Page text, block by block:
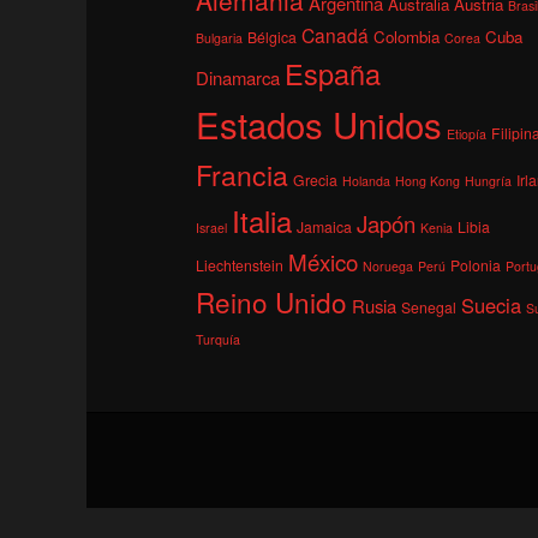
Brasil
Bulgaria Bélgica Canadá Colombia Corea Cuba
Dinamarca España
Estados Unidos Etiopía
Francia Grecia Holanda Hong Kong Hungría
Israel Italia Jamaica Japón Kenia Libia
Liechtenstein México Noruega Perú Polonia
Reino Unido Rusia Senegal Suecia
Turquía